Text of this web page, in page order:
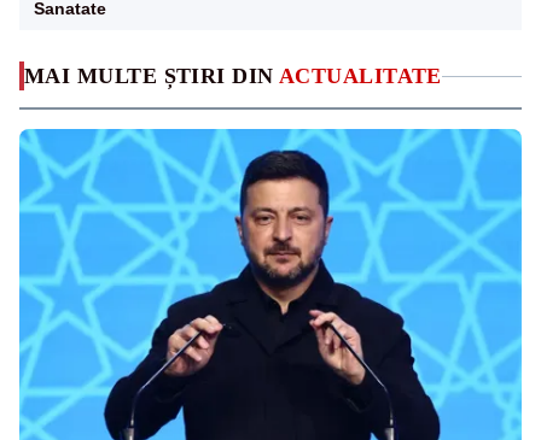
MAI MULTE ȘTIRI DIN ACTUALITATE
Sanatate